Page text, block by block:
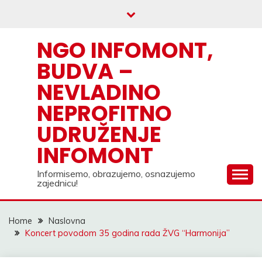
NGO INFOMONT,
BUDVA –
NEVLADINO
NEPROFITNO
UDRUŽENJE
INFOMONT
Informisemo, obrazujemo, osnazujemo
zajednicu!
Home
Naslovna
Koncert povodom 35 godina rada ŽVG “Harmonija”